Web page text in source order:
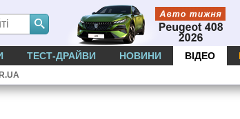
ТЕСТ-ДРАЙВИ НОВИНИ ВІДЕО